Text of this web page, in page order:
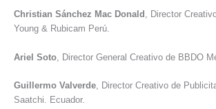
Christian Sánchez Mac Donald , Director
Young & Rubicam Perú.
Ariel Soto , Director General Creativo de BBDO
Guillermo Valverde, Director Creativo de
Saatchi. Ecuador.